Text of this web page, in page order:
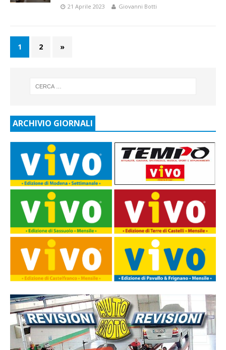
21 Aprile 2023 Giovanni Botti
1 2 »
ARCHIVIO GIORNALI